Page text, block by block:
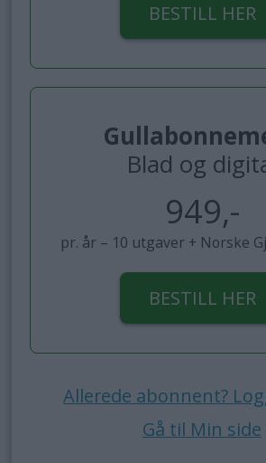
BESTILL HER
Blad og
949,-
pr. år – 10 utgaver + Norske
BESTILL HER
Allerede abonnent?
Gå til Min side